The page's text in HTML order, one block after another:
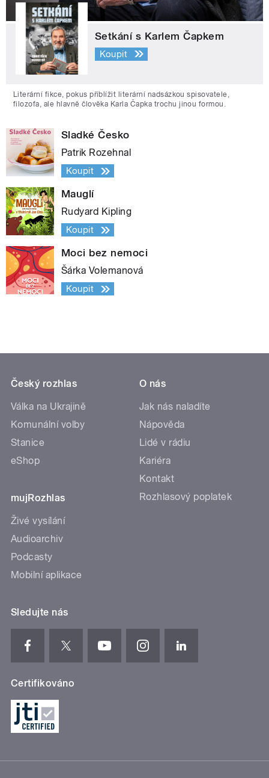
Setkání s Karlem Čapkem
Koupit
Literární fikce, pokus přiblížit literární nadsázkou spisovatele,
filozofa, ale hlavně člověka Karla Čapka trochu jinou formou.
Sladké Česko
Patrik Rozehnal
Koupit
Mauglí
Rudyard Kipling
Koupit
Moci bez nemoci
Šárka Volemanová
Koupit
Český rozhlas
Válka na Ukrajině
Komunální volby
Stanice
eShop
mujRozhlas
Živé vysílání
Audioarchiv
Podcasty
Mobilní aplikace
O nás
Jak nás naladíte
Nápověda
Lidé v rádiu
Kariéra
Kontakt
Rozhlasový poplatek
Sledujte nás
Certifikováno